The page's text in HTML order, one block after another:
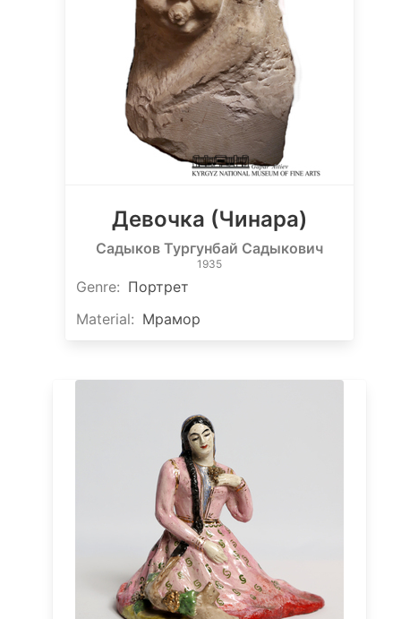
Девочка (Чинара)
Садыков Тургунбай Садыкович
1935
Genre: Портрет
Material: Мрамор